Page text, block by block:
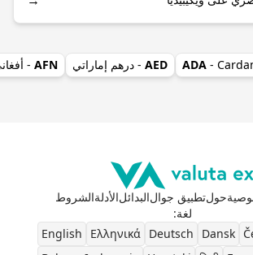
ADA -
AED - درهم إماراتي AFN
-
حولتطبيق جوالالبدائلالأدلةالشروط
لغة:
Dansk
Deutsch
Ελληνικά
English